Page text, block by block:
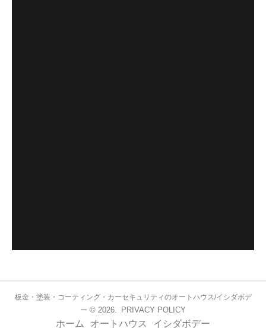
板金・塗装・コーティング・カーセキュリティのオートハウス/イシダボデ
ー © 2026. PRIVACY POLICY
ホーム オートハウス
イシダボデー